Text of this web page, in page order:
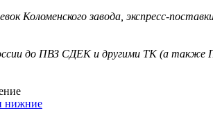
Коломенского завода, экспресс-
до ПВЗ СДЕК и другими ТК (а также
нижние